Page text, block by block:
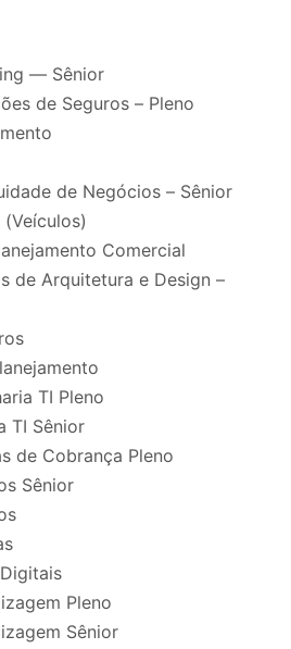
— Sênior
de Seguros – Pleno
de Negócios – Sênior
Comercial
de Arquitetura e Design –
TI Pleno
TI Sênior
de Cobrança Pleno
Sênior
Pleno
Sênior